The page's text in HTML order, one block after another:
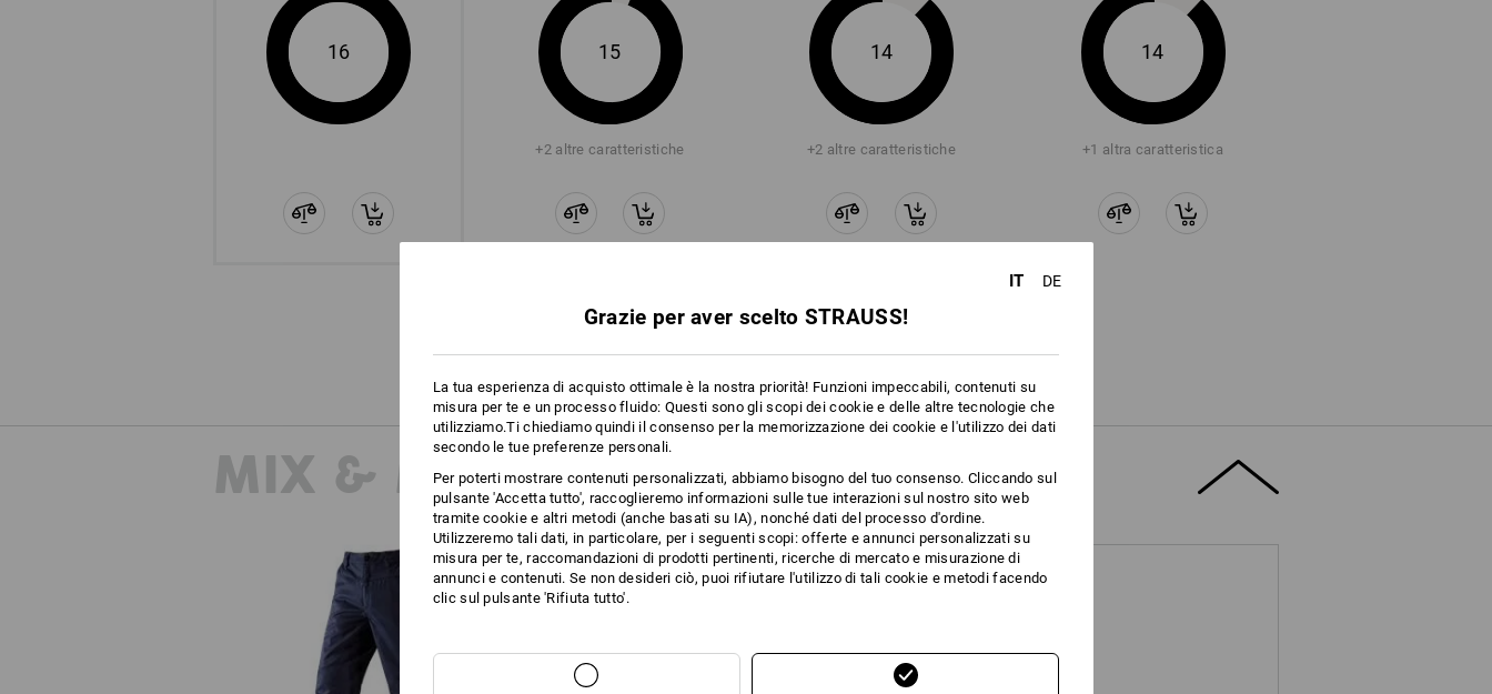
16 15
+2 altre caratteristiche
14
+2 altre caratteristiche
14
+1 altra caratteristica
Confronta tutti i dettagli
MIX & MATCH
Pantaloni da servizio e.s.active
IT DE
Grazie per aver scelto STRAUSS!
La tua esperienza di acquisto ottimale è la nostra priorità! Funzioni impeccabili, contenuti su
misura per te e un processo fluido: Questi sono gli scopi dei cookie e delle altre tecnologie che
utilizziamo.Ti chiediamo quindi il consenso per la memorizzazione dei cookie e l'utilizzo dei dati
secondo le tue preferenze personali.
Per poterti mostrare contenuti personalizzati, abbiamo bisogno del tuo consenso. Cliccando sul
pulsante 'Accetta tutto', raccoglieremo informazioni sulle tue interazioni sul nostro sito web
tramite cookie e altri metodi (anche basati su IA), nonché dati del processo d'ordine.
Utilizzeremo tali dati, in particolare, per i seguenti scopi: offerte e annunci personalizzati su
misura per te, raccomandazioni di prodotti pertinenti, ricerche di mercato e misurazione di
annunci e contenuti. Se non desideri ciò, puoi rifiutare l'utilizzo di tali cookie e metodi facendo
clic sul pulsante 'Rifiuta tutto'.